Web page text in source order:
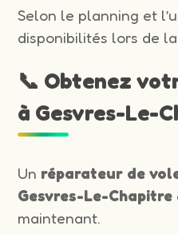
Selon le planning et
disponibilités lors de
📞 Obtenez
à Gesvres-Le-
Un réparateur de
Gesvres-Le-Chapitre
maintenant.